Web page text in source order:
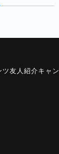
ツ友人紹介キャ